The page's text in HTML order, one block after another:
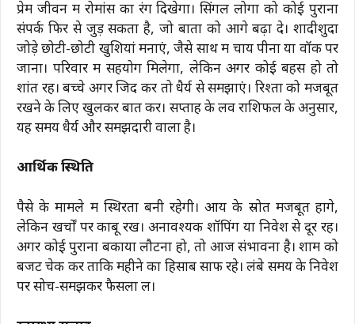
प्रेम जीवन में रोमांस का रंग दिखेगा। सिंगल लोगों को कोई पुराना
संपर्क फिर से जुड़ सकता है, जो बातों को आगे बढ़ा दे। शादीशुदा
जोड़े छोटी-छोटी खुशियां मनाएं, जैसे साथ में चाय पीना या वॉक पर
जाना। परिवार में सहयोग मिलेगा, लेकिन अगर कोई बहस हो तो
शांत रहें। बच्चे अगर जिद करें तो धैर्य से समझाएं। रिश्तों को मजबूत
रखने के लिए खुलकर बात करें। सप्ताह के लव राशिफल के अनुसार,
यह समय धैर्य और समझदारी वाला है।
आर्थिक स्थिति
पैसे के मामले में स्थिरता बनी रहेगी। आय के स्रोत मजबूत होंगे,
लेकिन खर्चों पर काबू रखें। अनावश्यक शॉपिंग या निवेश से दूर रहें।
अगर कोई पुराना बकाया लौटना हो, तो आज संभावना है। शाम को
बजट चेक करें ताकि महीने का हिसाब साफ रहे। लंबे समय के निवेश
पर सोच-समझकर फैसला लें।